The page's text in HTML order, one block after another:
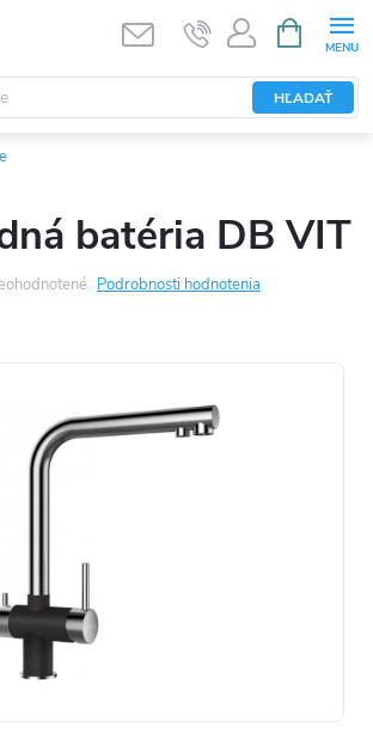
HĽADAŤ
KOŠÍK
batéria DB VIT
Podrobnosti hodnotenia